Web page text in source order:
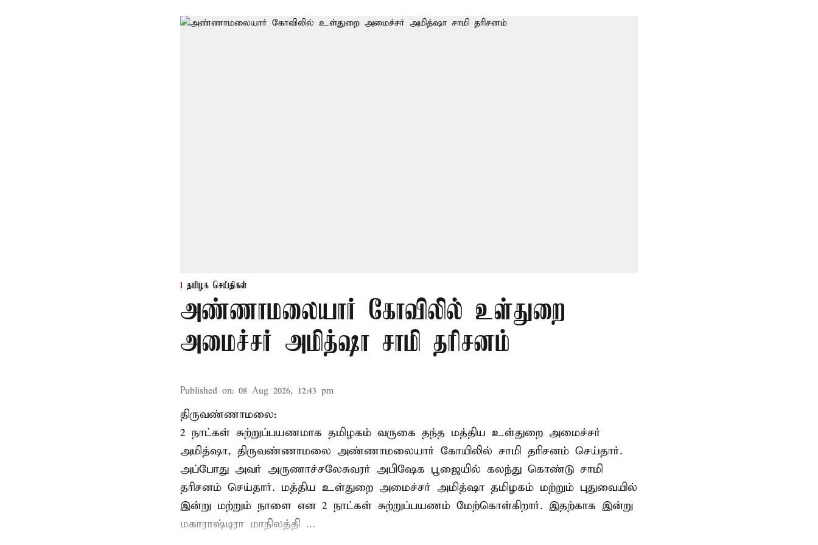
தமிழக செய்திகள்
அண்ணாமலையார் கோவிலில் உள்துறை
அமைச்சர் அமித்ஷா சாமி தரிசனம்
Published on: 08 Aug 2026, 12:43 pm
திருவண்ணாமலை:
2 நாட்கள் சுற்றுப்பயணமாக தமிழகம் வருகை தந்த மத்திய உள்துறை அமைச்சர்
அமித்ஷா, திருவண்ணாமலை அண்ணாமலையார் கோயிலில் சாமி தரிசனம் செய்தார்.
அப்போது அவர் அருணாச்சலேசுவரர் அபிஷேக பூஜையில் கலந்து கொண்டு சாமி
தரிசனம் செய்தார். மத்திய உள்துறை அமைச்சர் அமித்ஷா தமிழகம் மற்றும் புதுவையில்
இன்று மற்றும் நாளை என 2 நாட்கள் சுற்றுப்பயணம் மேற்கொள்கிறார். இதற்காக இன்று
மகாராஷ்டிரா மாநிலத்தி ...